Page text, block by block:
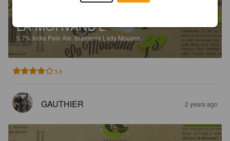
LA MORVAND'L
5.7% India Pale Ale.Brasserie Lady Mousse.
3.8
GAUTHIER 2 years ago